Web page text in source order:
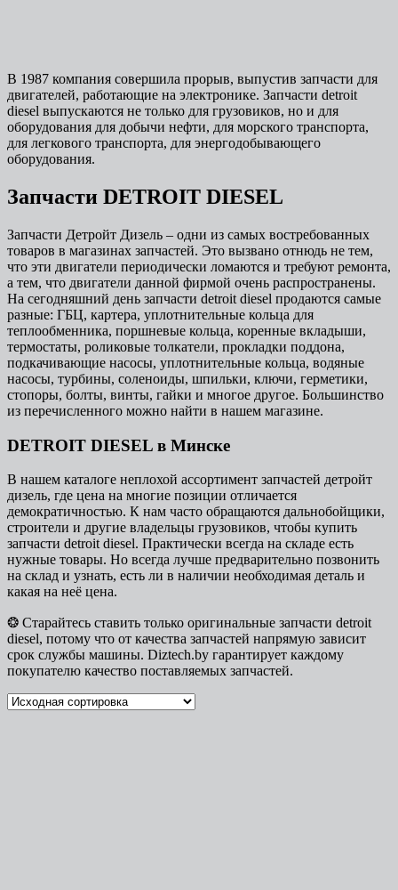
В 1987 компания совершила прорыв, выпустив запчасти для
двигателей, работающие на электронике. Запчасти detroit
diesel выпускаются не только для грузовиков, но и для
оборудования для добычи нефти, для морского транспорта,
для легкового транспорта, для энергодобывающего
оборудования.
Запчасти DETROIT DIESEL
Запчасти Детройт Дизель – одни из самых востребованных
товаров в магазинах запчастей. Это вызвано отнюдь не тем,
что эти двигатели периодически ломаются и требуют ремонта,
а тем, что двигатели данной фирмой очень распространены.
На сегодняшний день запчасти detroit diesel продаются самые
разные: ГБЦ, картера, уплотнительные кольца для
теплообменника, поршневые кольца, коренные вкладыши,
термостаты, роликовые толкатели, прокладки поддона,
подкачивающие насосы, уплотнительные кольца, водяные
насосы, турбины, соленоиды, шпильки, ключи, герметики,
стопоры, болты, винты, гайки и многое другое. Большинство
из перечисленного можно найти в нашем магазине.
DETROIT DIESEL в Минске
В нашем каталоге неплохой ассортимент запчастей детройт
дизель, где цена на многие позиции отличается
демократичностью. К нам часто обращаются дальнобойщики,
строители и другие владельцы грузовиков, чтобы купить
запчасти detroit diesel. Практически всегда на складе есть
нужные товары. Но всегда лучше предварительно позвонить
на склад и узнать, есть ли в наличии необходимая деталь и
какая на неё цена.
❂ Старайтесь ставить только оригинальные запчасти detroit
diesel, потому что от качества запчастей напрямую зависит
срок службы машины. Diztech.by гарантирует каждому
покупателю качество поставляемых запчастей.